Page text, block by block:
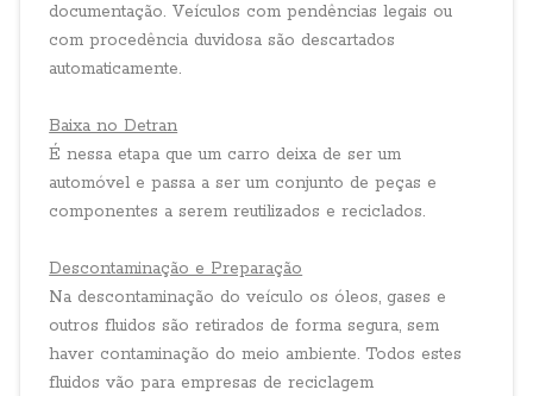
documentação. Veículos com pendências legais ou
com procedência duvidosa são descartados
automaticamente.
Baixa no Detran
É nessa etapa que um carro deixa de ser um
automóvel e passa a ser um conjunto de peças e
componentes a serem reutilizados e reciclados.
Descontaminação e Preparação
Na descontaminação do veículo os óleos, gases e
outros fluidos são retirados de forma segura, sem
haver contaminação do meio ambiente. Todos estes
fluidos vão para empresas de reciclagem